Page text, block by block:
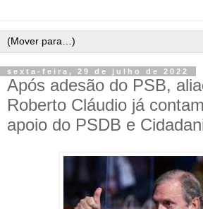
sexta-feira, 29 de julho de 2022
Após adesão do PSB,
Roberto Cláudio já
apoio do PSDB e